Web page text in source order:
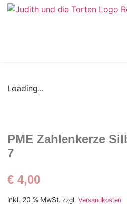
Loading...
PME Zahlenkerze
7
€ 4,00
inkl. 20 % MwSt. zzgl. Versandkosten